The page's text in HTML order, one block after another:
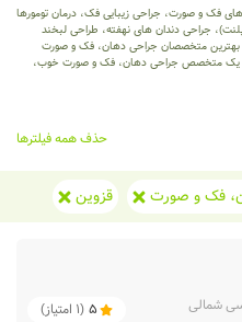
فک و صورت، جراحی زیبایی فک، درمان تومورها
جراحی دندان های نهفته، طراحی لبخند
بهترین متخصصان جراحی دهان، فک و صورت
به یک متخصص جراحی دهان، فک و صورت خوب،
حذف همه فیلترها
فک و صورت قزوین
شمالی 5
(
1 امتیاز)